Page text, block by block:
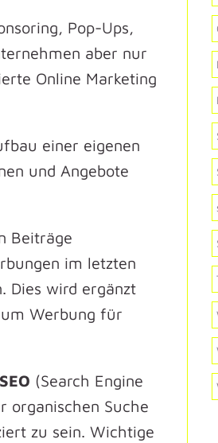
Pop-Ups,
aber nur
Online Marketing
einer eigenen
und Angebote
Beiträge
im letzten
Dies wird ergänzt
Werbung für
(Search Engine
organischen Suche
zu sein. Wichtige